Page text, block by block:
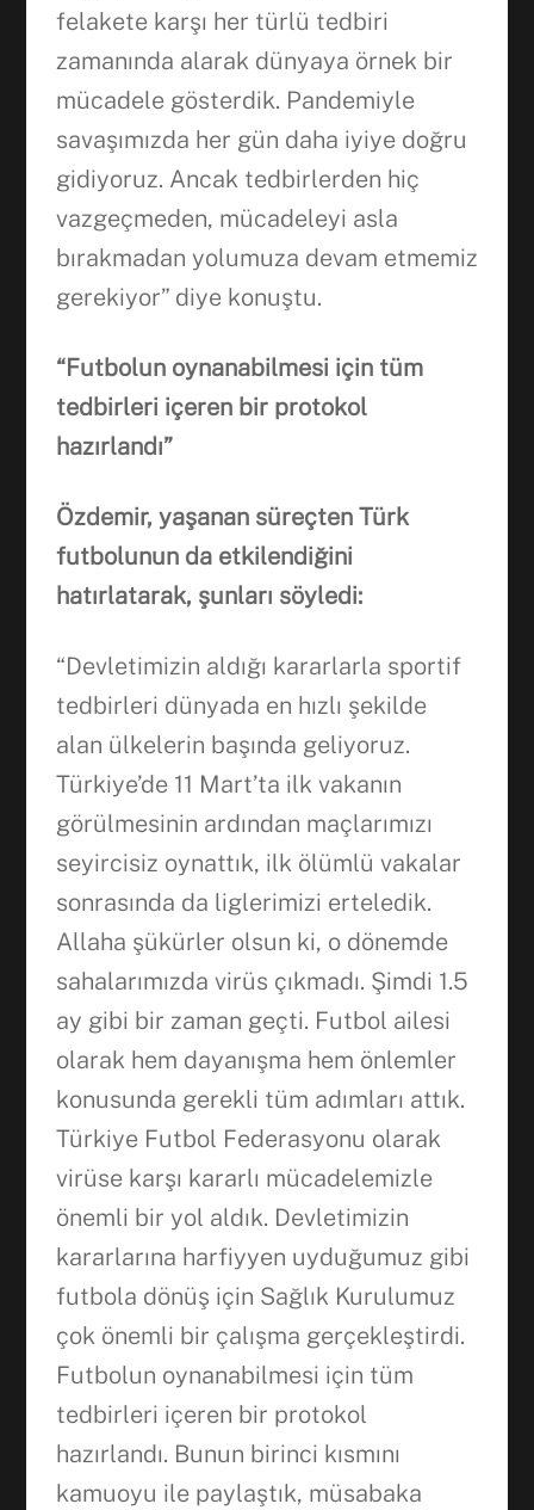
felakete karşı her türlü tedbiri
zamanında alarak dünyaya örnek bir
mücadele gösterdik. Pandemiyle
savaşımızda her gün daha iyiye doğru
gidiyoruz. Ancak tedbirlerden hiç
vazgeçmeden, mücadeleyi asla
bırakmadan yolumuza devam etmemiz
gerekiyor” diye konuştu.
“Futbolun oynanabilmesi için tüm
tedbirleri içeren bir protokol
hazırlandı”
Özdemir, yaşanan süreçten Türk
futbolunun da etkilendiğini
hatırlatarak, şunları söyledi:
“Devletimizin aldığı kararlarla sportif
tedbirleri dünyada en hızlı şekilde
alan ülkelerin başında geliyoruz.
Türkiye’de 11 Mart’ta ilk vakanın
görülmesinin ardından maçlarımızı
seyircisiz oynattık, ilk ölümlü vakalar
sonrasında da liglerimizi erteledik.
Allaha şükürler olsun ki, o dönemde
sahalarımızda virüs çıkmadı. Şimdi 1.5
ay gibi bir zaman geçti. Futbol ailesi
olarak hem dayanışma hem önlemler
konusunda gerekli tüm adımları attık.
Türkiye Futbol Federasyonu olarak
virüse karşı kararlı mücadelemizle
önemli bir yol aldık. Devletimizin
kararlarına harfiyyen uyduğumuz gibi
futbola dönüş için Sağlık Kurulumuz
çok önemli bir çalışma gerçekleştirdi.
Futbolun oynanabilmesi için tüm
tedbirleri içeren bir protokol
hazırlandı. Bunun birinci kısmını
kamuoyu ile paylaştık, müsabaka
WhatsApp